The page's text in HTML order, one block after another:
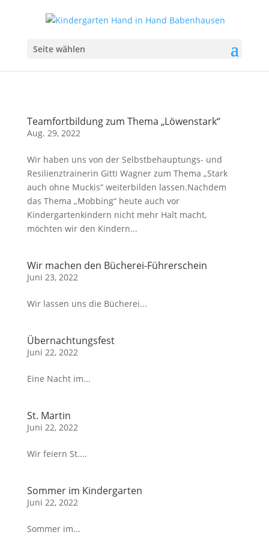
Seite wählen
Teamfortbildung zum Thema „Löwenstark“
Aug. 29, 2022
Wir haben uns von der Selbstbehauptungs- und
Resilienztrainerin Gitti Wagner zum Thema „Stark
auch ohne Muckis“ weiterbilden lassen.Nachdem
das Thema „Mobbing“ heute auch vor
Kindergartenkindern nicht mehr Halt macht,
möchten wir den Kindern...
Wir machen den Bücherei-Führerschein
Juni 23, 2022
Wir lassen uns die Bücherei...
Übernachtungsfest
Juni 22, 2022
Eine Nacht im...
St. Martin
Juni 22, 2022
Wir feiern St....
Sommer im Kindergarten
Juni 22, 2022
Sommer im...